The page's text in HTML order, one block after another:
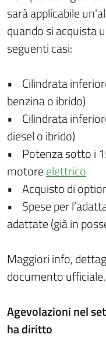
sarà applicabile
quando si acquista
seguenti casi:
• Cilindrata
benzina o ibrido)
• Cilindrata
diesel o ibrido)
• Potenza sotto i
motoreelettrico
• Acquisto di
• Spese per
adattate (già in
Maggiori info,
documento ufficiale.
Agevolazioni nel
ha diritto